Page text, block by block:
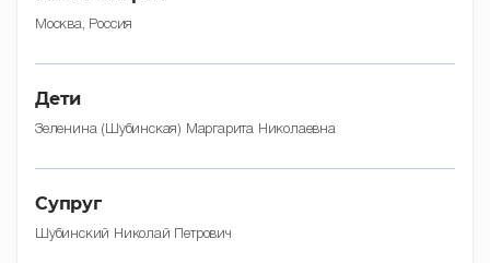
Москва, Россия
Дети
Зеленина (Шубинская) Маргарита Николаевна
Cупруг
Шубинский Николай Петрович